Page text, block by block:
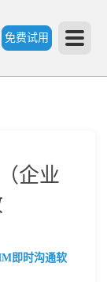
免费试用
企业
即时沟通软